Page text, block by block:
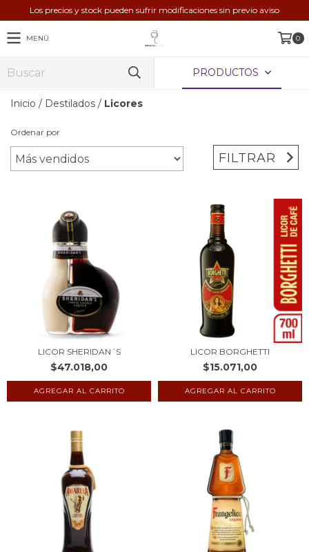
Los precios y stock pueden sufrir modificaciones sin previo aviso
MENÚ 0
PRODUCTOS
Inicio / Destilados / Licores
Ordenar por
FILTRAR
LICOR SHERIDAN´S
$47.018,00
LICOR BORGHETTI
$15.071,00